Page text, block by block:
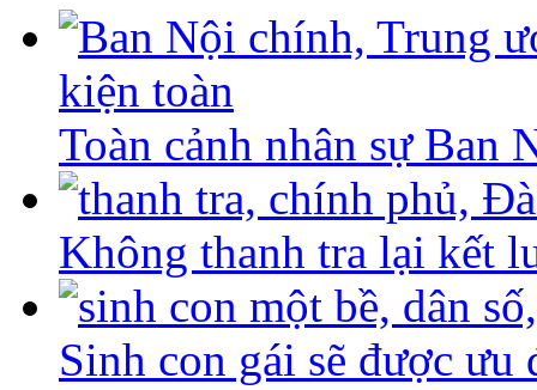
Toàn cảnh nhân sự Ban
Không thanh tra lại kết
Sinh con gái sẽ được ưu